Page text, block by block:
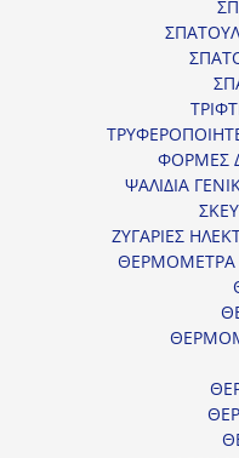
ΦΟΡΜΕΣ
ΨΑΛΙΔΙΑ
ΖΥΓΑΡΙΕΣ
ΘΕΡΜΟΜΕΤΡΑ